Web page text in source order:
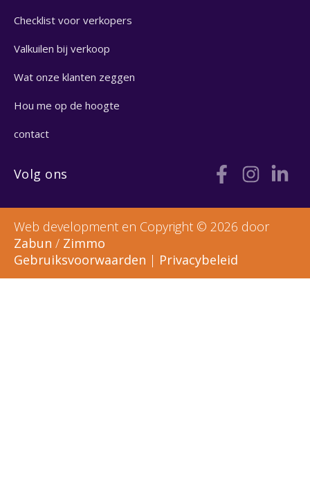
Checklist voor verkopers
Valkuilen bij verkoop
Wat onze klanten zeggen
Hou me op de hoogte
contact
Volg ons
Web development en Copyright © 2026 door
Zabun / Zimmo
Gebruiksvoorwaarden | Privacybeleid